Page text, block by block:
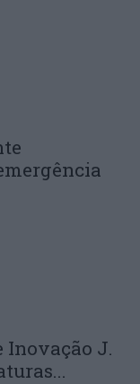
Inovação J.